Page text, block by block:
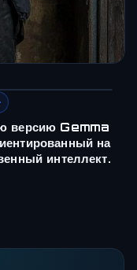
версию Gemma
на
интеллект.